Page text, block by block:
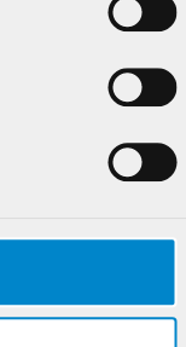
63,95 DKK/M